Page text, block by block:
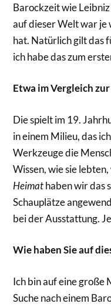
Barockzeit wie
auf dieser Welt war je
hat. Natürlich gilt das
ich habe das zum
Etwa im Vergleich
Die spielt im 19.
in einem Milieu, das
Werkzeuge die
Wissen, wie sie
Heimathaben wir das
Schauplätze
bei der Ausstattung.
Wie haben Sie auf
Ich bin auf eine große
Suche nach einem